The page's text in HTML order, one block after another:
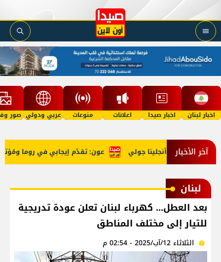
اخبار لبنان اخبار صيدا اعلانات منوعات عربي ودولي صور
آخر الأخبار عون: تقدّم إيجابي في روما ومُؤتمر معركته مع أنجلينا جولي
لبنان
بعد العطل... كهرباء لبنان تعلن عودة تدريجية
للتيار إلى مختلف المناطق
الثلاثاء 12/آب/2025 - 02:54 م